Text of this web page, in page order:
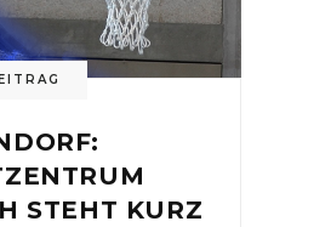
STEHT KURZ